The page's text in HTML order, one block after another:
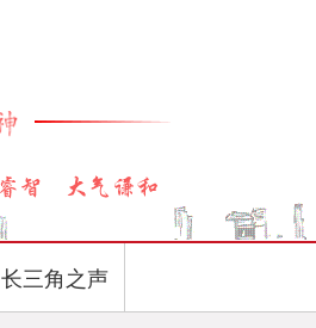
长三角之声